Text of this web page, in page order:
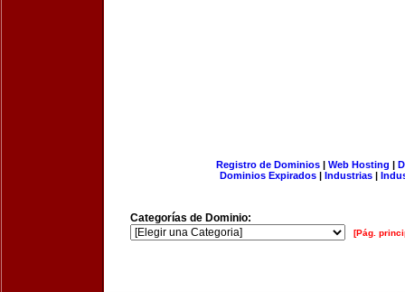
Registro de Dominios| Web Hosting |
Dominios Expirados | Industrias |
Categorías de Dominio:
[Pág.